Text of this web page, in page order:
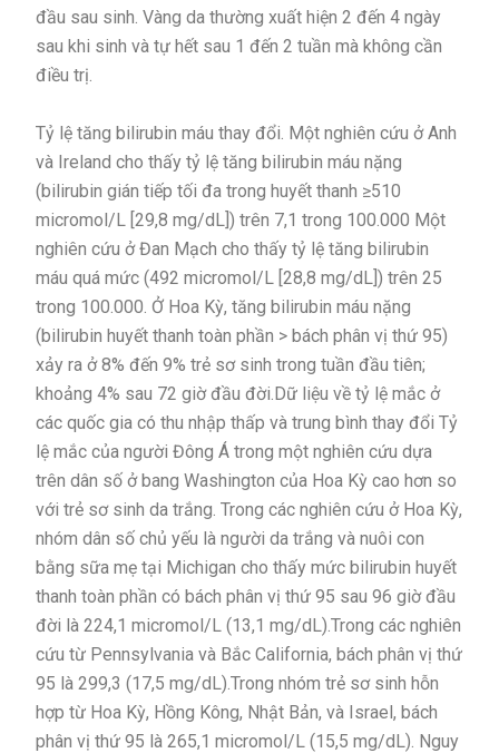
đầu sau sinh. Vàng da thường xuất hiện 2 đến 4 ngày
sau khi sinh và tự hết sau 1 đến 2 tuần mà không cần
điều trị.
Tỷ lệ tăng bilirubin máu thay đổi. Một nghiên cứu ở Anh
và Ireland cho thấy tỷ lệ tăng bilirubin máu nặng
(bilirubin gián tiếp tối đa trong huyết thanh ≥510
micromol/L [29,8 mg/dL]) trên 7,1 trong 100.000 Một
nghiên cứu ở Đan Mạch cho thấy tỷ lệ tăng bilirubin
máu quá mức (492 micromol/L [28,8 mg/dL]) trên 25
trong 100.000. Ở Hoa Kỳ, tăng bilirubin máu nặng
(bilirubin huyết thanh toàn phần > bách phân vị thứ 95)
xảy ra ở 8% đến 9% trẻ sơ sinh trong tuần đầu tiên;
khoảng 4% sau 72 giờ đầu đời.Dữ liệu về tỷ lệ mắc ở
các quốc gia có thu nhập thấp và trung bình thay đổi Tỷ
lệ mắc của người Đông Á trong một nghiên cứu dựa
trên dân số ở bang Washington của Hoa Kỳ cao hơn so
với trẻ sơ sinh da trắng. Trong các nghiên cứu ở Hoa Kỳ,
nhóm dân số chủ yếu là người da trắng và nuôi con
bằng sữa mẹ tại Michigan cho thấy mức bilirubin huyết
thanh toàn phần có bách phân vị thứ 95 sau 96 giờ đầu
đời là 224,1 micromol/L (13,1 mg/dL).Trong các nghiên
cứu từ Pennsylvania và Bắc California, bách phân vị thứ
95 là 299,3 (17,5 mg/dL).Trong nhóm trẻ sơ sinh hỗn
hợp từ Hoa Kỳ, Hồng Kông, Nhật Bản, và Israel, bách
phân vị thứ 95 là 265,1 micromol/L (15,5 mg/dL). Nguy